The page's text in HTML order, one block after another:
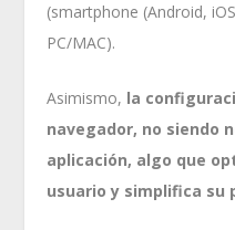
(smartphone (Android,
PC/MAC).
Asimismo, la
navegador, no siendo
aplicación, algo que
usuario y simplifica su